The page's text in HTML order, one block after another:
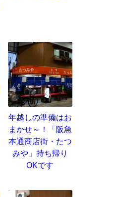
年越しの準備はお
まかせ～！「阪急
本通商店街・たつ
みや」持ち帰り
OKです